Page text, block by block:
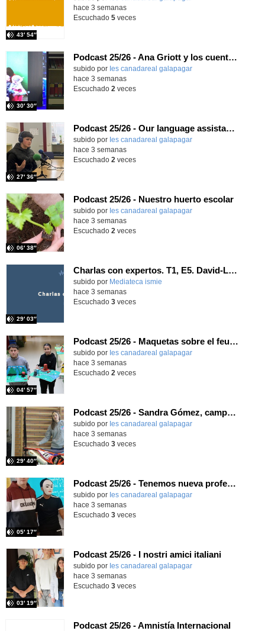
43′ 54″
hace 3 semanas
Escuchado 5veces
Podcast 25/26 - Ana Griott y los cuentos de las voces olvidadas
subido por Ies canadareal galapagar
30′ 30″
-
hace 3 semanas
Escuchado 2 veces
Podcast 25/26 - Our language assistant Ellie
subido por Ies canadareal galapagar
27′ 36″
-
hace 3 semanas
Escuchado 2 veces
Podcast 25/26 - Nuestro huerto escolar
subido por Ies canadareal galapagar
06′ 38″
-
hace 3 semanas
Escuchado 2 veces
Charlas con expertos. T1, E5. David-Li Ilundáin Reviriego
subido por Mediateca ismie
29′ 03″
hace 3 semanas
Escuchado 3veces
Podcast 25/26 - Maquetas sobre el feudalismo
subido por Ies canadareal galapagar
04′ 57″
-
hace 3 semanas
Escuchado 2 veces
Podcast 25/26 - Sandra Gómez, campeona de Enduro
subido por Ies canadareal galapagar
29′ 40″
-
hace 3 semanas
Escuchado 3veces
Podcast 25/26 - Tenemos nueva profesora de Griego ¿Conoces a María Eugenia?
subido por Ies canadareal galapagar
05′ 17″
-
hace 3 semanas
Escuchado 3veces
Podcast 25/26 - I nostri amici italiani
subido por Ies canadareal galapagar
03′ 19″
-
hace 3 semanas
Escuchado 3veces
Podcast 25/26 - Amnistía Internacional